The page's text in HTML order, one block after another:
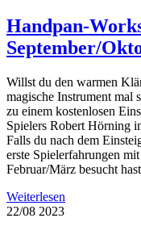
Handpan-
September/
Willst du den warmen
magische Instrument mal
zu einem kostenlosen
Spielers Robert Hörning
Falls du nach dem
erste Spielerfahrungen
Februar/März besucht
Weiterlesen
22/08 2023